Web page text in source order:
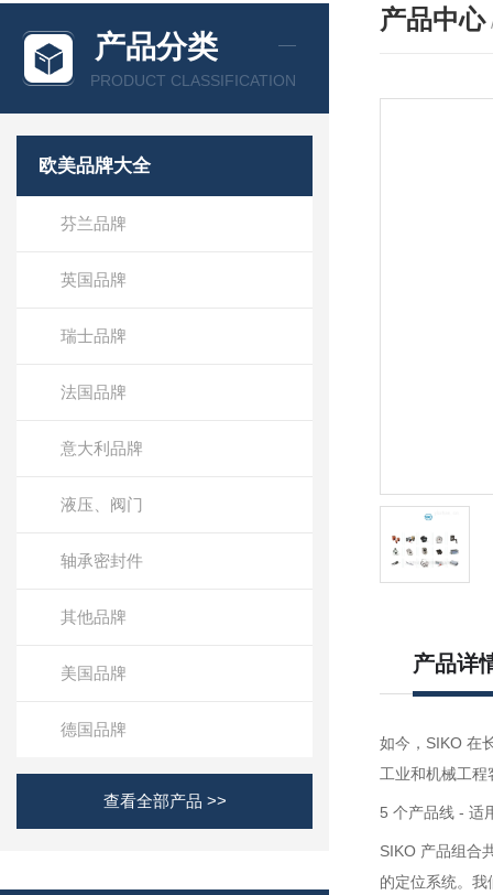
产品分类
PRODUCT CLASSIFICATION
欧美品牌大全
芬兰品牌
英国品牌
瑞士品牌
法国品牌
意大利品牌
液压、阀门
轴承密封件
其他品牌
美国品牌
德国品牌
查看全部产品 >>
产品中心
产品详
如今，SIKO 在
工业和机械工
5 个产品线 - 适
SIKO 产品组合
的定位系统。